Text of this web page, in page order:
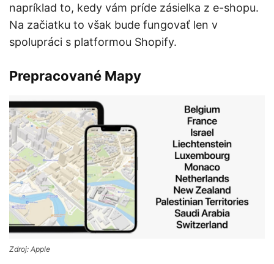
napríklad to, kedy vám príde zásielka z e-shopu.
Na začiatku to však bude fungovať len v
spolupráci s platformou Shopify.
Prepracované Mapy
Zdroj: Apple